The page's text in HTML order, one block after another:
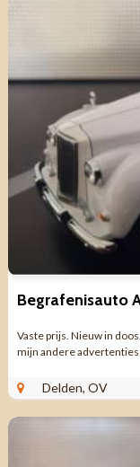
Vaste prijs. Nieuw in
mijn andere
Delden, OV